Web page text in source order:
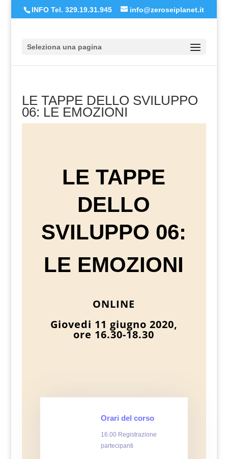
INFO Tel. 329.19.31.945 info@zeroseiplanet.it
Seleziona una pagina
LE TAPPE DELLO SVILUPPO
06: LE EMOZIONI
LE TAPPE
DELLO
SVILUPPO 06:
LE EMOZIONI
ONLINE
Giovedi 11 giugno 2020,
ore 16.30-18.30
Orari del corso
16.00 Registrazione
partecipanti